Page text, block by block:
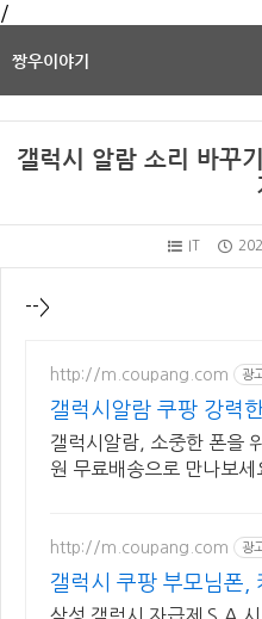
/
짱우이야기
갤럭시 알람 소리 바꾸
IT
-->
http://m.coupang.com 광
갤럭시알람 쿠팡 강력
갤럭시알람, 소중한 폰을
원 무료배송으로 만나보
http://m.coupang.com 광
갤럭시 쿠팡 부모님폰,